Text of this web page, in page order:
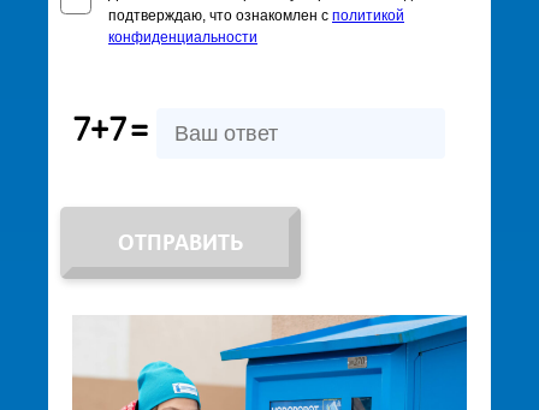
подтверждаю, что ознакомлен с политикой
конфиденциальности
7+7=
ОТПРАВИТЬ